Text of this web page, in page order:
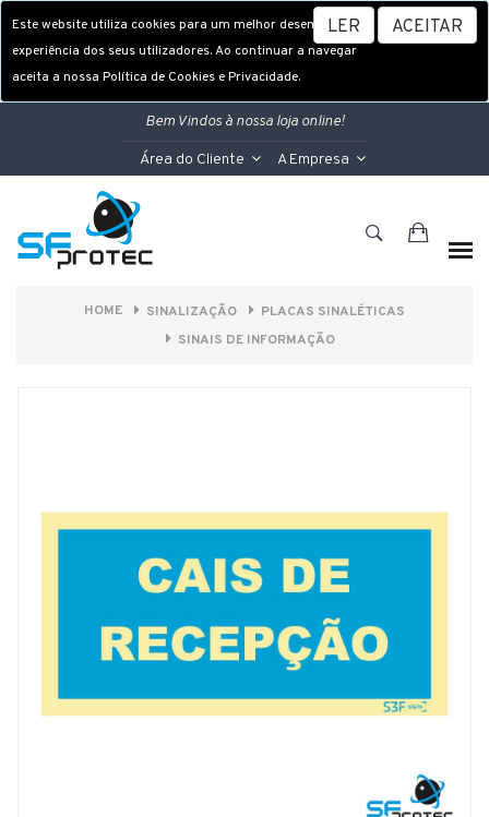
Este website utiliza cookies para um melhor desempenho e
experiência dos seus utilizadores. Ao continuar a navegar
aceita a nossa Política de Cookies e Privacidade.
LER ACEITAR
Bem Vindos à nossa loja online!
Área do Cliente A Empresa
HOME SINALIZAÇÃO
PLACAS SINALÉTICAS
SINAIS DE INFORMAÇÃO